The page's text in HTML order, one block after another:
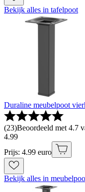
Bekijk alles in tafelpoot
Duraline meubelpoot
(23)Beoordeeld met 4.7
4.99
Prijs: 4.99 euro
Bekijk alles in